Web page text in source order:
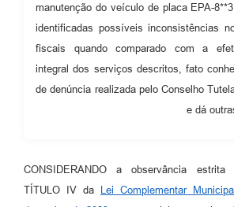
Projetos
Participe mais
Contas Públicas
manutenção do veículo de placa EPA-
identificadas possíveis inconsistências
fiscais quando comparado com a
integral dos serviços descritos, fato
de denúncia realizada pelo Conselho
e dá
CONSIDERANDO a observância
TÍTULO IV da
Lei Complementar